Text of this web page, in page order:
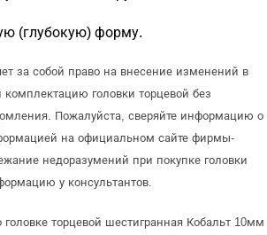
(глубокую) форму.
за собой право на внесение изменений в
головки торцевой без
Пожалуйста, сверяйте информацию о
на официальном сайте фирмы-
недоразумений при покупке головки
у консультантов.
торцевой шестигранная Кобальт 10мм